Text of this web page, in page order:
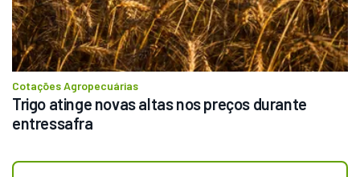
Cotações Agropecuárias
Trigo atinge novas altas nos preços durante
entressafra